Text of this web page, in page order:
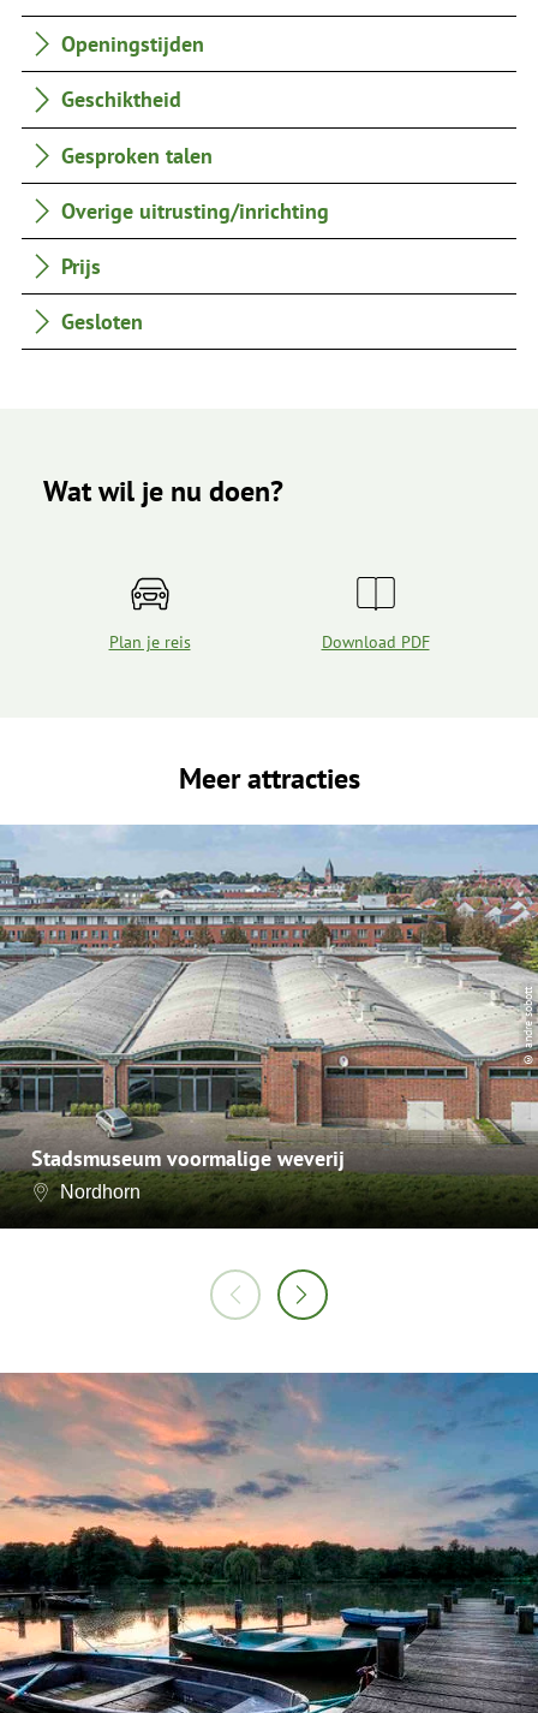
Openingstijden
Geschiktheid
Gesproken talen
Overige uitrusting/inrichting
Prijs
Gesloten
Wat wil je nu doen?
Plan je reis Download PDF
Meer attracties
Stadsmuseum voormalige weverij
Nordhorn
© andre sobott